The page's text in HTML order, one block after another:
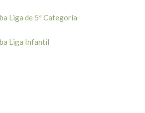
Liga de 5ª Categoría
Liga Infantil